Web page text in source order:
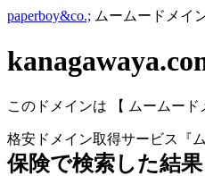
paperboy&co.; ムームードメイ
このドメインは 【 ムームー
格安ドメイン取得サービス『
保険で検索した結果